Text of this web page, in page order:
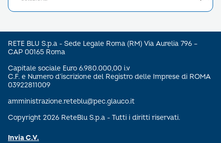
RETE BLU S.p.a - Sede Legale Roma (RM) Via Aurelia 796 –
CAP 00165 Roma
Capitale sociale Euro 6.980.000,00 i.v
C.F. e Numero d’iscrizione del Registro delle Imprese di ROMA
03922811009
amministrazione.reteblu@pec.glauco.it
Copyright 2026 ReteBlu S.p.a - Tutti i diritti riservati.
Invia C.V.